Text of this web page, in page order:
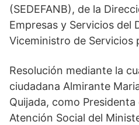
(SEDEFANB), de la
Empresas y Servicios del
Viceministro de Servicios
Resolución mediante la
ciudadana Almirante
Quijada, como
Atención Social del